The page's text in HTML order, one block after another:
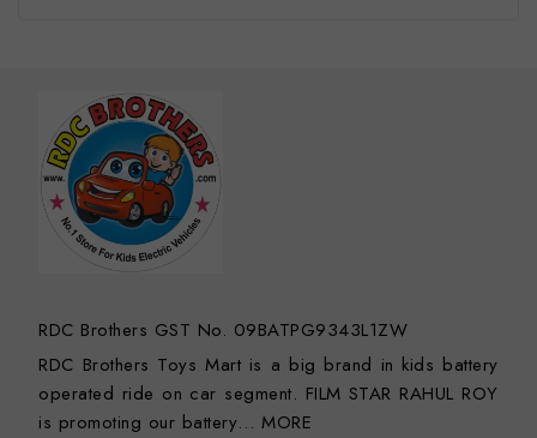
RDC Brothers GST No. 09BATPG9343L1ZW
RDC Brothers Toys Mart is a big brand in kids battery
operated ride on car segment. FILM STAR RAHUL ROY
is promoting our battery…MORE